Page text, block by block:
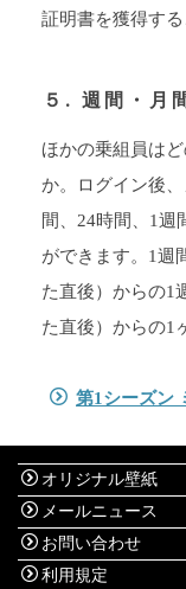
証明書を獲得する
５. 週間・月
ほかの乗組員は
か。ログイン後
間、24時間、1週
ができます。1週
た直後）からの1
た直後）からの1
第1シーズン
オリジナル壁紙
メールニュース
お問い合わせ
利用規定